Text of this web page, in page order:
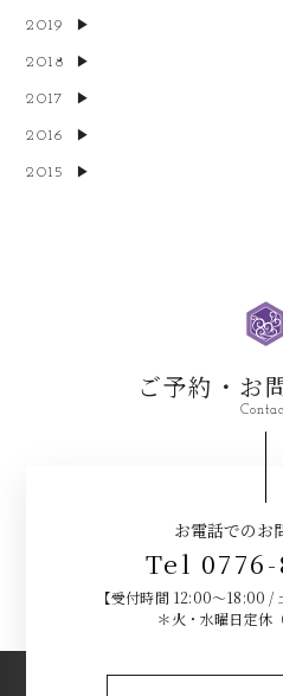
2019
2018
2017
2016
2015
ご予約・お
お電話でのお
Tel 0776-
【受付時間 12:00～18:00 /
＊火・水曜日定休